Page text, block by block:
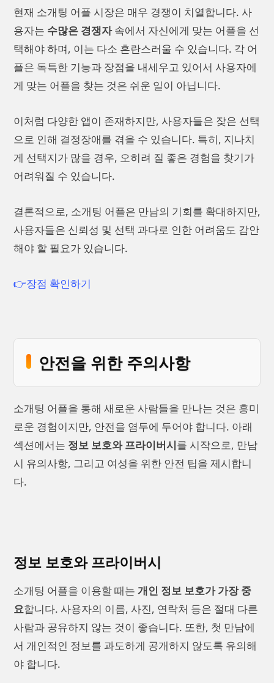
현재 소개팅 어플 시장은 매우 경쟁이 치열합니다. 사
용자는 수많은 경쟁자속에서 자신에게 맞는 어플을 선
택해야 하며, 이는 다소 혼란스러울 수 있습니다. 각 어
플은 독특한 기능과 장점을 내세우고 있어서 사용자에
게 맞는 어플을 찾는 것은 쉬운 일이 아닙니다.
이처럼 다양한 앱이 존재하지만, 사용자들은 잦은 선택
으로 인해 결정장애를 겪을 수 있습니다. 특히, 지나치
게 선택지가 많을 경우, 오히려 질 좋은 경험을 찾기가
어려워질 수 있습니다.
결론적으로, 소개팅 어플은 만남의 기회를 확대하지만,
사용자들은 신뢰성 및 선택 과다로 인한 어려움도 감안
해야 할 필요가 있습니다.
👉장점 확인하기
안전을 위한 주의사항
소개팅 어플을 통해 새로운 사람들을 만나는 것은 흥미
로운 경험이지만, 안전을 염두에 두어야 합니다. 아래
섹션에서는 정보 보호와 프라이버시를 시작으로, 만남
시 유의사항, 그리고 여성을 위한 안전 팁을 제시합니
다.
정보 보호와 프라이버시
소개팅 어플을 이용할 때는 개인 정보 보호가 가장 중
요합니다. 사용자의 이름, 사진, 연락처 등은 절대 다른
사람과 공유하지 않는 것이 좋습니다. 또한, 첫 만남에
서 개인적인 정보를 과도하게 공개하지 않도록 유의해
야 합니다.